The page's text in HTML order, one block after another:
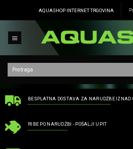
AQUASHOP INTERNET TRGOVINA
BESPLATNA DOSTAVA ZA NARUDŽBE IZNAD
RIBE PO NARUDŽBI - POŠALJI UPIT